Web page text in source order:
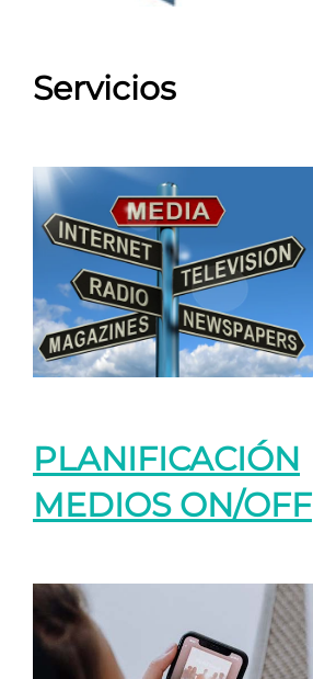
Servicios
PLANIFICACIÓN
MEDIOS ON/OFF